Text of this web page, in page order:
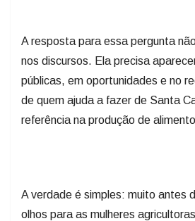
A resposta para essa pergunta
nos discursos. Ela precisa
públicas, em oportunidades e no
de quem ajuda a fazer de Santa
referência na produção de
A verdade é simples: muito antes
olhos para as mulheres